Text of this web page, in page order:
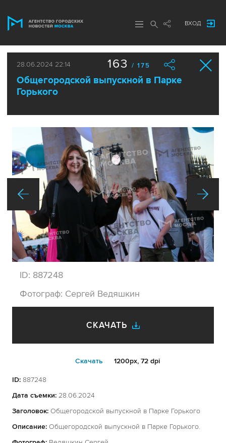
ВХОД
28.06.2024 22:14
Общегородской выпускной в Парке
Горького
163 / 175
ID: 887248
Фотограф: Сергей Ведяшкин
СКАЧАТЬ
Cкачать 1200px, 72 dpi
ID: 887248
Дата съемки: 28.06.2024
Заголовок: Общегородской выпускной в Парке Горького
Описание: Общегородской выпускной в Парке Горького.